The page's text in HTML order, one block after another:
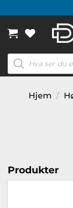
to
content
Products
search
Hjem /
Produkter